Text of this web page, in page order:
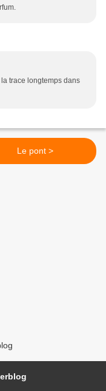
trace longtemps dans
Le pont >